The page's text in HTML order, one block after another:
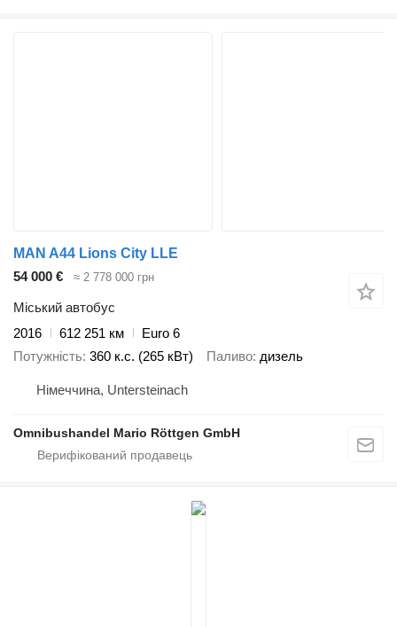
MAN A44 Lions City LLE
54 000 €
≈ 2 778 000 грн
Міський автобус
2016
612 251 км
Euro 6
Потужність 360 к.с. (265 кВт) Паливо дизель
Німеччина, Untersteinach
Omnibushandel Mario Röttgen GmbH